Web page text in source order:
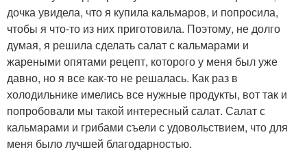
дочка увидела, что я купила кальмаров, и попросила,
чтобы я что-то из них приготовила. Поэтому, не долго
думая, я решила сделать салат с кальмарами и
жареными опятами рецепт, которого у меня был уже
давно, но я все как-то не решалась. Как раз в
холодильнике имелись все нужные продукты, вот так и
попробовали мы такой интересный салат. Салат с
кальмарами и грибами съели с удовольствием, что для
меня было лучшей благодарностью.